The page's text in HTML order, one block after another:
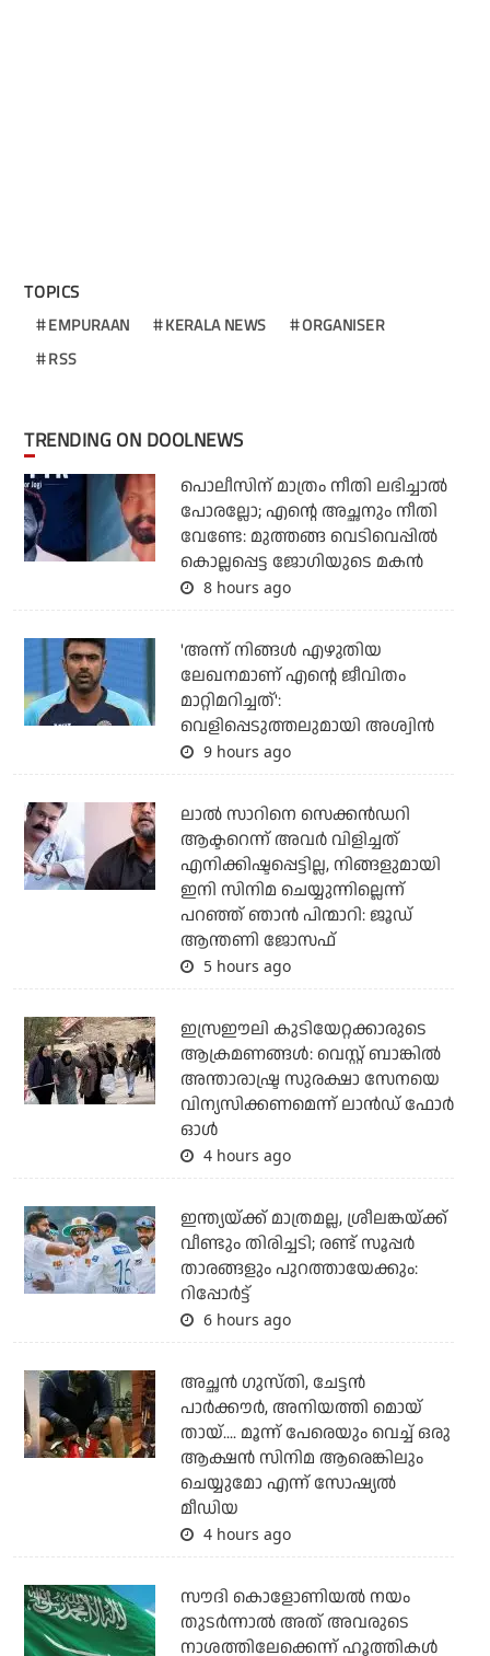
TOPICS
EMPURAAN KERALA NEWS
ORGANISER
RSS
TRENDING ON DOOLNEWS
പൊലീസിന് മാത്രം നീതി ലഭിച്ചാല്‍
പോരല്ലോ; എന്റെ അച്ഛനും നീതി
വേണ്ടേ: മുത്തങ്ങ വെടിവെപ്പില്‍
കൊല്ലപ്പെട്ട ജോഗിയുടെ മകന്‍
8 hours ago
'അന്ന് നിങ്ങള്‍ എഴുതിയ
ലേഖനമാണ് എന്റെ ജീവിതം
മാറ്റിമറിച്ചത്':
വെളിപ്പെടുത്തലുമായി അശ്വിന്‍
9 hours ago
ലാല്‍ സാറിനെ സെക്കന്‍ഡറി
ആക്ടറെന്ന് അവര്‍ വിളിച്ചത്
എനിക്കിഷ്ടപ്പെട്ടില്ല, നിങ്ങളുമായി
ഇനി സിനിമ ചെയ്യുന്നില്ലെന്ന്
പറഞ്ഞ് ഞാന്‍ പിന്മാറി: ജൂഡ്
ആന്തണി ജോസഫ്
5 hours ago
ഇസ്രഈലി കുടിയേറ്റക്കാരുടെ
ആക്രമണങ്ങള്‍: വെസ്റ്റ് ബാങ്കില്‍
അന്താരാഷ്ട്ര സുരക്ഷാ സേനയെ
വിന്യസിക്കണമെന്ന് ലാന്‍ഡ് ഫോര്‍
ഓള്‍
4 hours ago
ഇന്ത്യയ്ക്ക് മാത്രമല്ല, ശ്രീലങ്കയ്ക്ക്
വീണ്ടും തിരിച്ചടി; രണ്ട് സൂപ്പര്‍
താരങ്ങളും പുറത്തായേക്കും:
റിപ്പോര്‍ട്ട്
6 hours ago
അച്ഛന്‍ ഗുസ്തി, ചേട്ടന്‍
പാര്‍ക്കൗര്‍, അനിയത്തി മൊയ്
തായ്.... മൂന്ന് പേരെയും വെച്ച് ഒരു
ആക്ഷന്‍ സിനിമ ആരെങ്കിലും
ചെയ്യുമോ എന്ന് സോഷ്യല്‍
മീഡിയ
4 hours ago
സൗദി കൊളോണിയല്‍ നയം
തുടര്‍ന്നാല്‍ അത് അവരുടെ
നാശത്തിലേക്കെന്ന് ഹൂത്തികള്‍